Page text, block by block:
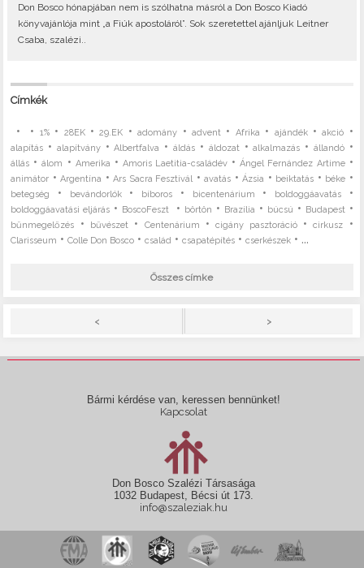
Don Bosco hónapjában nem is szólhatna másról a Don Bosco Kiadó
könyvajánlója mint „a Fiúk apostoláról”. Sok szeretettel ajánljuk Leitner
Csaba, szalézi..
Címkék
• • 1%• 28EK•29.EK •adomány •advent • Afrika • ajándék•akció •
alapítás • alapítvány•Albertfalva •áldás • áldozat •alkalmazás • állandó•
állás •álom • Amerika • Amoris Laetitia-családév •Ángel Fernández Artime•
animátor •Argentína •Ars Sacra Fesztivál •avatás •Ázsia • beiktatás • béke •
betegség • bevándorlók• bíboros • bicentenárium • boldoggáavatás•
boldoggáavatási eljárás • BoscoFeszt • börtön • Brazília • búcsú • Budapest •
bűnmegelőzés • bűvészet • Centenárium •cigány pasztoráció•cirkusz •
Clarisseum •Colle Don Bosco •család •csapatépítés •cserkészek • ...
Összes címke
< >
Bármi kérdése van, keressen bennünket!
Kapcsolat
Don Bosco Szalézi Társasága
1032 Budapest, Bécsi út 173.
info@szaleziak.hu